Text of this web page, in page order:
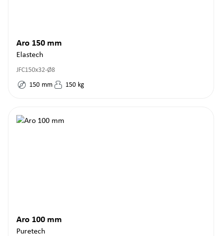
Aro 150 mm
Elastech
JFC150x32-Ø8
150 mm 150 kg
Aro 100 mm
Puretech